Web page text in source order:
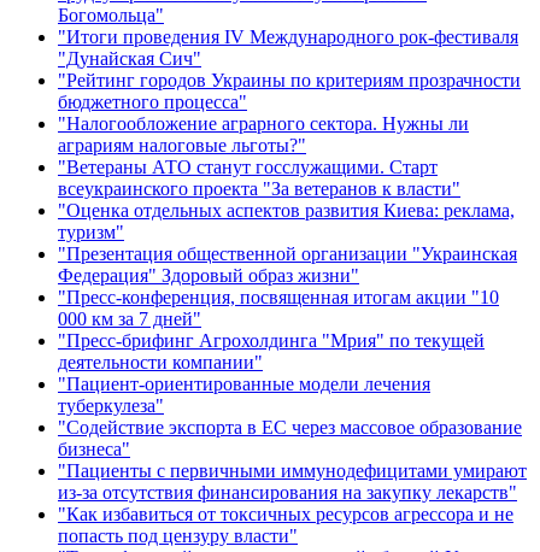
Богомольца"
"Итоги проведения IV Международного рок-фестиваля
"Дунайская Сич"
"Рейтинг городов Украины по критериям прозрачности
бюджетного процесса"
"Налогообложение аграрного сектора. Нужны ли
аграриям налоговые льготы?"
"Ветераны АТО станут госслужащими. Старт
всеукраинского проекта "За ветеранов к власти"
"Оценка отдельных аспектов развития Киева: реклама,
туризм"
"Презентация общественной организации "Украинская
Федерация" Здоровый образ жизни"
"Пресс-конференция, посвященная итогам акции "10
000 км за 7 дней"
"Пресс-брифинг Агрохолдинга "Мрия" по текущей
деятельности компании"
"Пациент-ориентированные модели лечения
туберкулеза"
"Содействие экспорта в ЕС через массовое образование
бизнеса"
"Пациенты с первичными иммунодефицитами умирают
из-за отсутствия финансирования на закупку лекарств"
"Как избавиться от токсичных ресурсов агрессора и не
попасть под цензуру власти"